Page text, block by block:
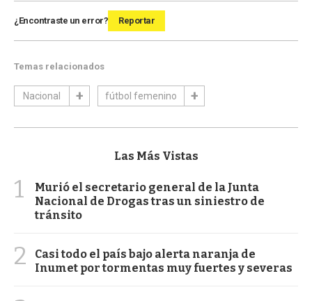
¿Encontraste un error? Reportar
Temas relacionados
Nacional fútbol femenino
Las Más Vistas
1
Murió el secretario general de la Junta
Nacional de Drogas tras un siniestro de
tránsito
2
Casi todo el país bajo alerta naranja de
Inumet por tormentas muy fuertes y severas